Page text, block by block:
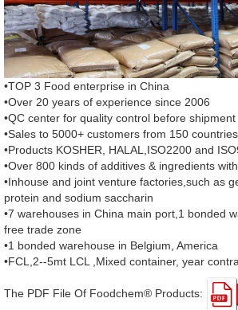
•TOP 3 Food enterprise in China
•Over 20 years of experience since 2006
•QC center for quality control before shipment
•Sales to 5000+ customers from 150
•Products KOSHER, HALAL,ISO2200 and
•Over 800 kinds of additives & ingredients
•Inhouse and joint venture factories,such as
protein and sodium saccharin
•7 warehouses in China main port,1 bonded
free trade zone
•1 bonded warehouse in Belgium, America
•FCL,2--5mt LCL ,Mixed container, year
The PDF File Of Foodchem® Products: